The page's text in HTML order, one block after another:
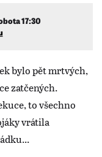
17:30
bylo pět mrtvých,
zatčených.
to všechno
vrátila